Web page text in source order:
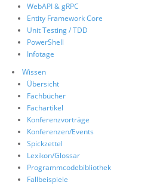
WebAPI & gRPC
Entity Framework Core
Unit Testing / TDD
PowerShell
Infotage
Wissen
Übersicht
Fachbücher
Fachartikel
Konferenzvorträge
Konferenzen/Events
Spickzettel
Lexikon/Glossar
Programmcodebibliothek
Fallbeispiele